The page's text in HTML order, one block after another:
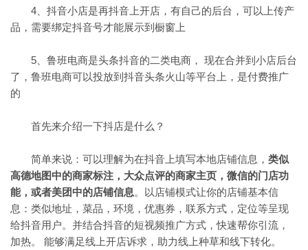
4、抖音小店是再抖音上开店，有自己的后台，可以上传产
品，需要绑定抖音号才能展示到橱窗上
5、鲁班电商是头条抖音的二类电商， 现在合并到小店后台
了，鲁班电商可以投放到抖音头条火山等平台上，是付费推广
的
首先来介绍一下抖店是什么？
简单来说：可以理解为在抖音上填写本地店铺信息， 类似
高德地图中的商家标注，大众点评的商家主页，微信的门店功
能，或者美团中的店铺信息。以店铺模式让你的店铺基本信
息：类似地址，菜品，环境，优惠券，联系方式，定位等呈现
给抖音用户。并结合抖音的短视频推广方式，快速帮你引流，
加热。 能够满足线上开店诉求，助力线上种草和线下转化。